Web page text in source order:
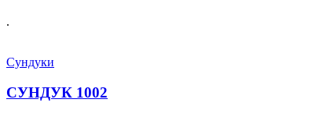
.
Сундуки
СУНДУК 1002